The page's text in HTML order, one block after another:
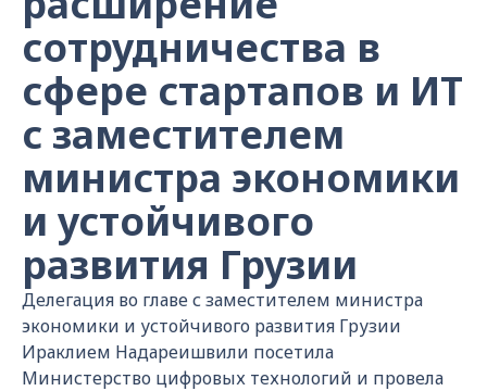
сотрудничества в
сфере стартапов и ИТ
с заместителем
министра экономики
и устойчивого
развития Грузии
Делегация во главе с заместителем министра
экономики и устойчивого развития Грузии
Ираклием Надареишвили посетила
Министерство цифровых технологий и провела